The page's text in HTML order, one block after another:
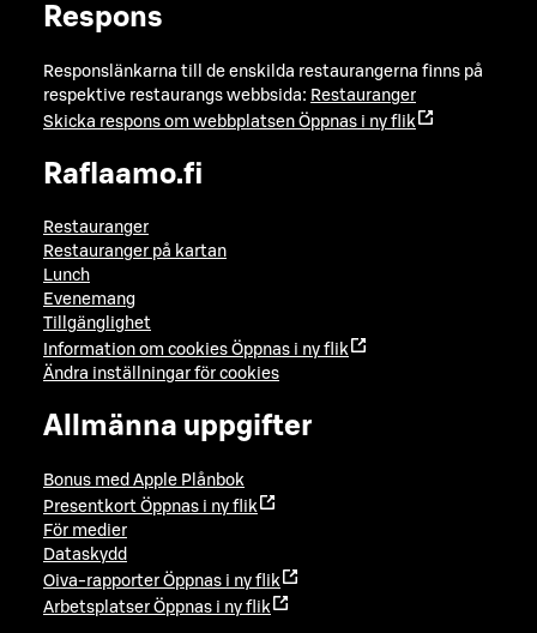
Respons
Responslänkarna till de enskilda restaurangerna finns på
respektive restaurangs webbsida: Restauranger
Skicka respons om webbplatsen Öppnas i ny flik
Raflaamo.fi
Restauranger
Restauranger på kartan
Lunch
Evenemang
Tillgänglighet
Information om cookies Öppnas i ny flik
Ändra inställningar för cookies
Allmänna uppgifter
Bonus med Apple Plånbok
Presentkort Öppnas i ny flik
För medier
Dataskydd
Oiva-rapporter Öppnas i ny flik
Arbetsplatser Öppnas i ny flik